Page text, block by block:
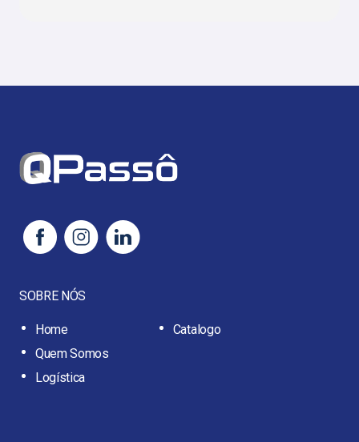
SOBRE NÓS
Home
Quem Somos
Logística
Catalogo